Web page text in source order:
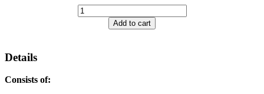
Details
Consists of: